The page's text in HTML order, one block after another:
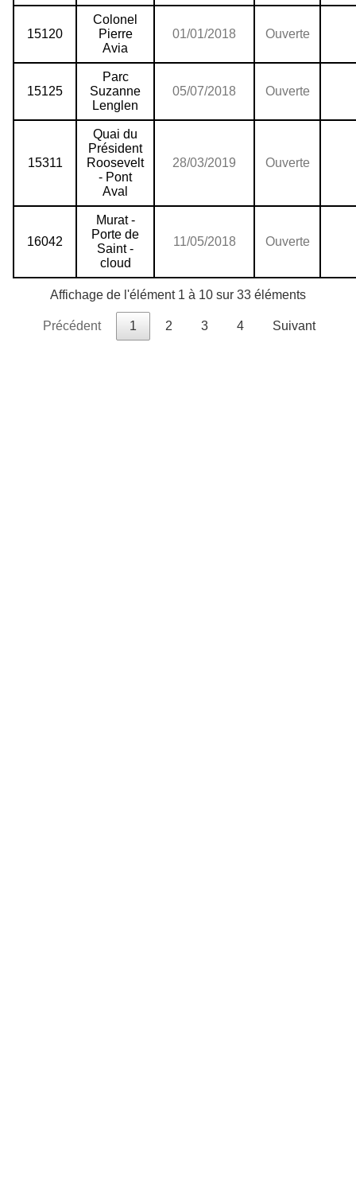
15120
Colonel
Pierre
Avia
01/01/2018 Ouverte
15125
Parc
Suzanne
Lenglen
05/07/2018 Ouverte
15311
Quai du
Président
Roosevelt
- Pont
Aval
28/03/2019 Ouverte
16042
Murat -
Porte de
Saint -
cloud
11/05/2018 Ouverte
Affichage de l'élément 1 à 10 sur 33 éléments
Précédent 1 2 3 4 Suivant